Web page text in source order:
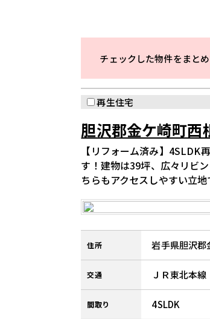
チェックした物件をまと
再生住宅
胆沢郡金ケ崎町
【リフォーム済み】4SLDK
す！建物は39坪、広々リビ
ちらもアクセスしやすい立地
住所 岩手県胆沢
交通 ＪＲ東北本
間取り 4SLDK